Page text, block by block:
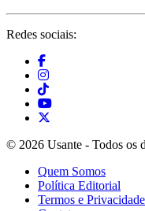
Redes sociais:
© 2026 Usante - Todos os
Quem Somos
Política Editorial
Termos e Privacidade